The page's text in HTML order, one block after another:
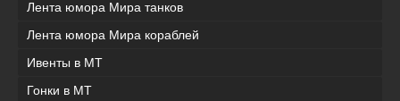
Лента юмора Мира танков
Лента юмора Мира кораблей
Ивенты в МТ
Гонки в МТ